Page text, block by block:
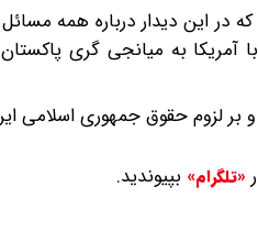
در این دیدار درباره همه
به میانجی گری
لزوم حقوق جمهوری اسلامی
«تلگرام» بپیوندید.